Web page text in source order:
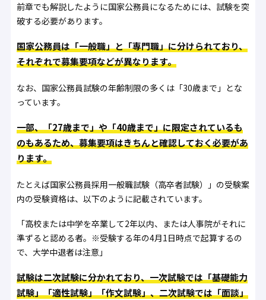
前章でも解説したように国家公務員になるためには、試験を突
破する必要があります。
国家公務員は「一般職」と「専門職」に分けられており、
それぞれで募集要項などが異なります。
なお、国家公務員試験の年齢制限の多くは「30歳まで」とな
っています。
一部、「27歳まで」や「40歳まで」に限定されているも
のもあるため、募集要項はきちんと確認しておく必要があ
ります。
たとえば国家公務員採用一般職試験（高卒者試験）」の受験案
内の受験資格は、以下のように記載されています。
「高校または中学を卒業して2年以内、または人事院がそれに
準ずると認める者。※受験する年の4月1日時点で起算するの
で、大学中退者は注意」
試験は二次試験に分かれており、一次試験では「基礎能力
試験」「適性試験」「作文試験」、二次試験では「面談」